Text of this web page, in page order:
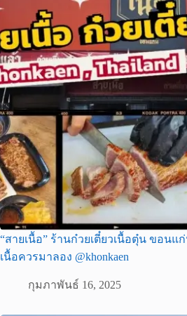
“สายเนื้อ” ร้านก๋วยเตี๋ยวเนื้อตุ๋น ขอน
เนื้อควรมาลอง @khonkaen
กุมภาพันธ์ 16, 2025